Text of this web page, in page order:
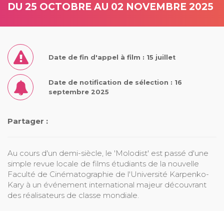
DU 25 OCTOBRE AU 02 NOVEMBRE 2025
Date de fin d'appel à film : 15 juillet
Date de notification de sélection : 16
septembre 2025
Partager :
Au cours d'un demi-siècle, le 'Molodist' est passé d'une
simple revue locale de films étudiants de la nouvelle
Faculté de Cinématographie de l'Université Karpenko-
Kary à un événement international majeur découvrant
des réalisateurs de classe mondiale.